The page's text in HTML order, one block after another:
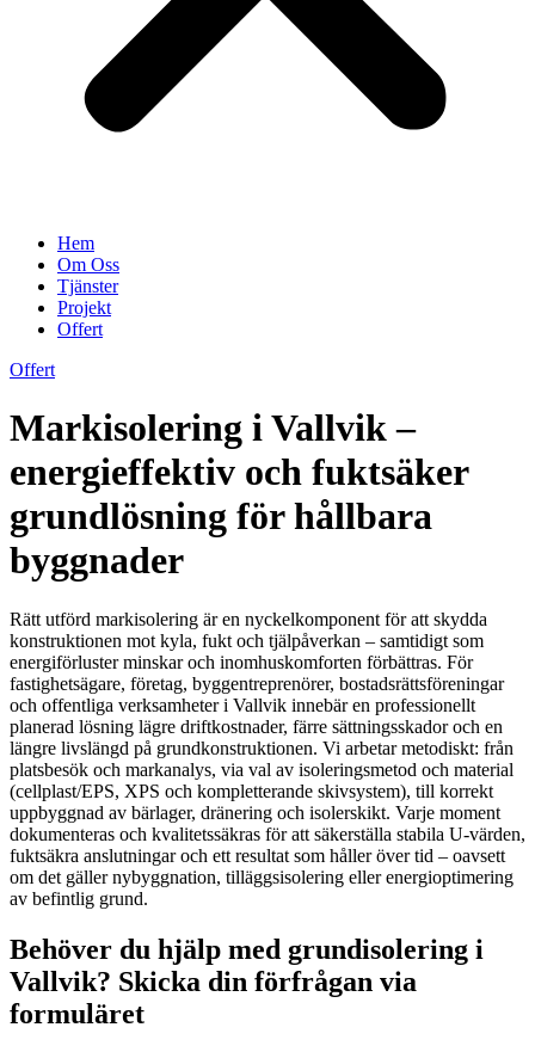
Hem
Om Oss
Tjänster
Projekt
Offert
Offert
Markisolering i Vallvik –
energieffektiv och fuktsäker
grundlösning för hållbara
byggnader
Rätt utförd markisolering är en nyckelkomponent för att skydda
konstruktionen mot kyla, fukt och tjälpåverkan – samtidigt som
energiförluster minskar och inomhuskomforten förbättras. För
fastighetsägare, företag, byggentreprenörer, bostadsrättsföreningar
och offentliga verksamheter i Vallvik innebär en professionellt
planerad lösning lägre driftkostnader, färre sättningsskador och en
längre livslängd på grundkonstruktionen. Vi arbetar metodiskt: från
platsbesök och markanalys, via val av isoleringsmetod och material
(cellplast/EPS, XPS och kompletterande skivsystem), till korrekt
uppbyggnad av bärlager, dränering och isolerskikt. Varje moment
dokumenteras och kvalitetssäkras för att säkerställa stabila U‑värden,
fuktsäkra anslutningar och ett resultat som håller över tid – oavsett
om det gäller nybyggnation, tilläggsisolering eller energioptimering
av befintlig grund.
Behöver du hjälp med grundisolering i
Vallvik? Skicka din förfrågan via
formuläret